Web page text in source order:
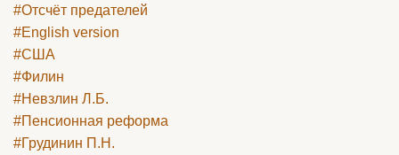
#Отсчёт предателей
#English version
#США
#Филин
#Невзлин Л.Б.
#Пенсионная реформа
#Грудинин П.Н.